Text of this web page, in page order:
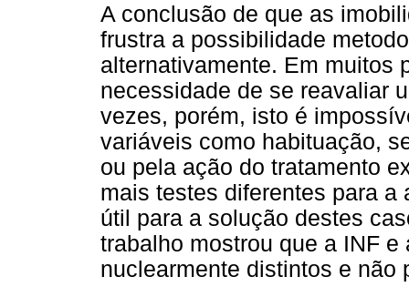
A conclusão de que as
frustra a possibilidade
alternativamente. Em muitos
necessidade de se reavaliar
vezes, porém, isto é
variáveis como habituação,
ou pela ação do tratamento
mais testes diferentes para
útil para a solução destes
trabalho mostrou que a INF
nuclearmente distintos e não